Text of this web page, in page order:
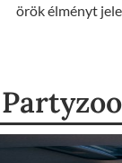
örök élményt